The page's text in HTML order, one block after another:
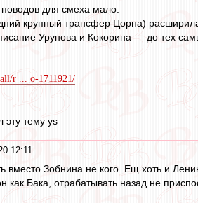
для смеха мало.
крупный трансфер Цорна)
Урунова и Кокорина — до тех
r ... o-1711921/
эту тему ys
12:11
вместо Зобнина не кого. Ещ хоть и
как Бака, отрабатывать назад не